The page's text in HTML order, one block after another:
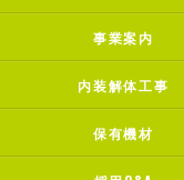
事業案内
内装解体工事
保有機材